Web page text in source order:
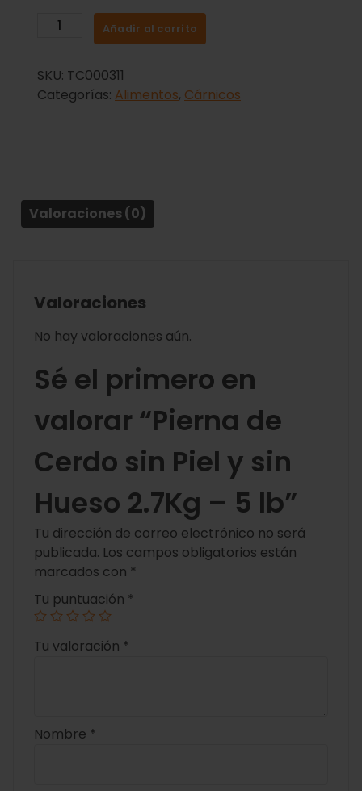
Añadir al carrito
SKU: TC000311
Categorías: Alimentos, Cárnicos
Valoraciones (0)
Valoraciones
No hay valoraciones aún.
Sé el primero en
valorar “Pierna de
Cerdo sin Piel y sin
Hueso 2.7Kg – 5 lb”
Tu dirección de correo electrónico no será
publicada. Los campos obligatorios están
marcados con *
Tu puntuación *
Tu valoración *
Nombre *